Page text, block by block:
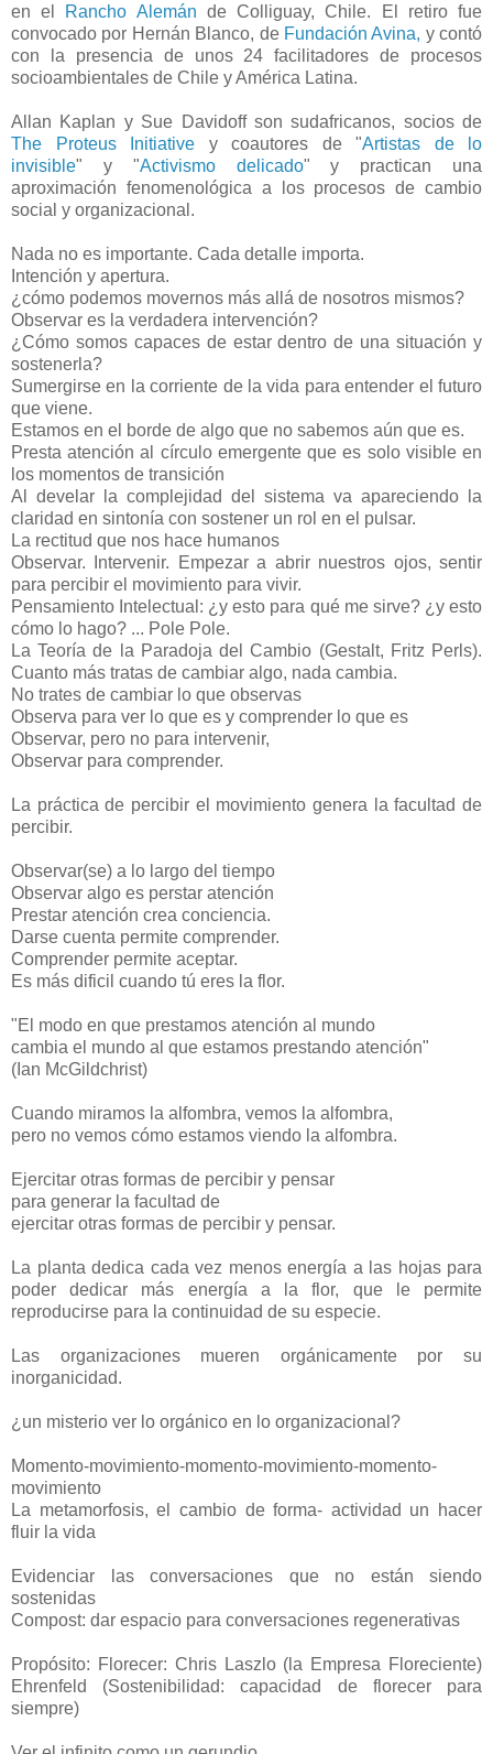
en el Rancho Alemán de Colliguay, Chile. El retiro fue
convocado por Hernán Blanco, de Fundación Avina, y contó
con la presencia de unos 24 facilitadores de procesos
socioambientales de Chile y América Latina.
Allan Kaplan y Sue Davidoff son sudafricanos, socios de
The Proteus Initiative y coautores de "Artistas de lo
invisible" y "Activismo delicado" y practican una
aproximación fenomenológica a los procesos de cambio
social y organizacional.
Nada no es importante. Cada detalle importa.
Intención y apertura.
¿cómo podemos movernos más allá de nosotros mismos?
Observar es la verdadera intervención?
¿Cómo somos capaces de estar dentro de una situación y
sostenerla?
Sumergirse en la corriente de la vida para entender el futuro
que viene.
Estamos en el borde de algo que no sabemos aún que es.
Presta atención al círculo emergente que es solo visible en
los momentos de transición
Al develar la complejidad del sistema va apareciendo la
claridad en sintonía con sostener un rol en el pulsar.
La rectitud que nos hace humanos
Observar. Intervenir. Empezar a abrir nuestros ojos, sentir
para percibir el movimiento para vivir.
Pensamiento Intelectual: ¿y esto para qué me sirve? ¿y esto
cómo lo hago? ... Pole Pole.
La Teoría de la Paradoja del Cambio (Gestalt, Fritz Perls).
Cuanto más tratas de cambiar algo, nada cambia.
No trates de cambiar lo que observas
Observa para ver lo que es y comprender lo que es
Observar, pero no para intervenir,
Observar para comprender.
La práctica de percibir el movimiento genera la facultad de
percibir.
Observar(se) a lo largo del tiempo
Observar algo es perstar atención
Prestar atención crea conciencia.
Darse cuenta permite comprender.
Comprender permite aceptar.
Es más dificil cuando tú eres la flor.
"El modo en que prestamos atención al mundo
cambia el mundo al que estamos prestando atención"
(Ian McGildchrist)
Cuando miramos la alfombra, vemos la alfombra,
pero no vemos cómo estamos viendo la alfombra.
Ejercitar otras formas de percibir y pensar
para generar la facultad de
ejercitar otras formas de percibir y pensar.
La planta dedica cada vez menos energía a las hojas para
poder dedicar más energía a la flor, que le permite
reproducirse para la continuidad de su especie.
Las organizaciones mueren orgánicamente por su
inorganicidad.
¿un misterio ver lo orgánico en lo organizacional?
Momento-movimiento-momento-movimiento-momento-
movimiento
La metamorfosis, el cambio de forma- actividad un hacer
fluir la vida
Evidenciar las conversaciones que no están siendo
sostenidas
Compost: dar espacio para conversaciones regenerativas
Propósito: Florecer: Chris Laszlo (la Empresa Floreciente)
Ehrenfeld (Sostenibilidad: capacidad de florecer para
siempre)